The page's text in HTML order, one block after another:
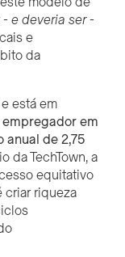
- e deveria ser-
e
da
está em
empregador em
de 2,75
da TechTown, a
equitativo
criar riqueza